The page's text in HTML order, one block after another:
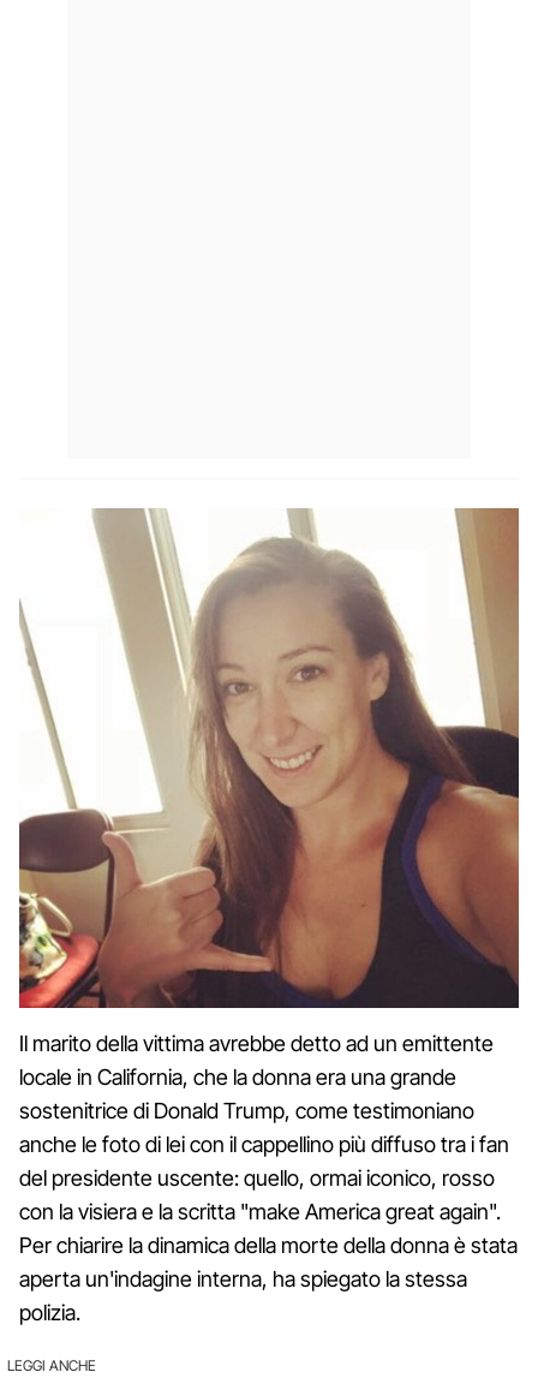
Il marito della vittima avrebbe detto ad un emittente
locale in California, che la donna era una grande
sostenitrice di Donald Trump, come testimoniano
anche le foto di lei con il cappellino più diffuso tra i fan
del presidente uscente: quello, ormai iconico, rosso
con la visiera e la scritta "make America great again".
Per chiarire la dinamica della morte della donna è stata
aperta un'indagine interna, ha spiegato la stessa
polizia.
LEGGI ANCHE